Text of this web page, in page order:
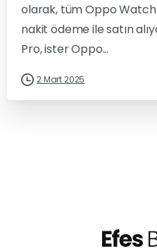
olarak, tüm Oppo
nakit ödeme ile satın
Pro, ister Oppo...
2 Mart 2025